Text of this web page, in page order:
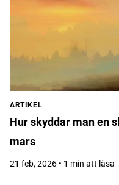
ARTIKEL
Hur skyddar man en
mars
21 feb, 2026 • 1 min att läsa